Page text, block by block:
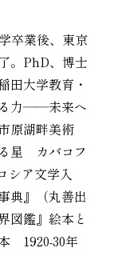
卒業後、東京
。PhD、博士
田大学教育・
る力――未来へ
原湖畔美術
星 カバコフ
シア文学入
典』（丸善出
図鑑』絵本と
1920-30年